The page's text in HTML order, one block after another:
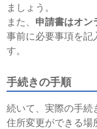
ましょう。
また、 申請書はオン
事前に必要事項を記
す。
手続きの手順
続いて、実際の手続
住所変更ができる場